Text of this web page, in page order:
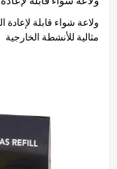
مثالية للأنشطة الخارجية